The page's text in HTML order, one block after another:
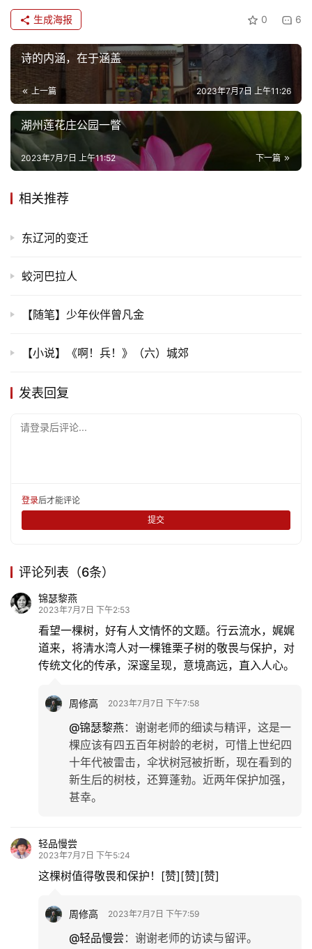
0 6
生成海报
诗的内涵，在于涵盖
上一篇 2023年7月7日 上午11:26
湖州莲花庄公园一瞥
下一篇
2023年7月7日 上午11:52
相关推荐
东辽河的变迁
蛟河巴拉人
【随笔】少年伙伴曾凡金
【小说】《啊！兵！》（六）城郊
发表回复
请登录后评论...
登录后才能评论
提交
评论列表（6条）
锦瑟黎燕
2023年7月7日 下午2:53
看望一棵树，好有人文情怀的文题。行云流水，娓娓
道来，将清水湾人对一棵锥栗子树的敬畏与保护，对
传统文化的传承，深邃呈现，意境高远，直入人心。
周修高 2023年7月7日 下午7:58
@锦瑟黎燕： 谢谢老师的细读与精评，这是一
棵应该有四五百年树龄的老树，可惜上世纪四
十年代被雷击，伞状树冠被折断，现在看到的
新生后的树枝，还算蓬勃。近两年保护加强，
甚幸。
轻品慢尝
2023年7月7日 下午5:24
这棵树值得敬畏和保护！[赞][赞][赞]
周修高 2023年7月7日 下午7:59
@轻品慢尝 ： 谢谢老师的访读与留评。